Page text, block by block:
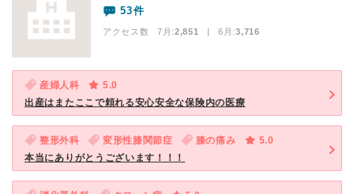
53件
アクセス数 7月:2,851 | 6月:3,716
産婦人科
5.0
出産はまたここで頼れる安心安全な保険内の医療
整形外科 変形性膝関節症 膝の痛み
5.0
本当にありがとうございます！！！